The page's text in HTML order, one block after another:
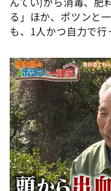
る」ほか、ポツンと
も、1人かつ自力で行